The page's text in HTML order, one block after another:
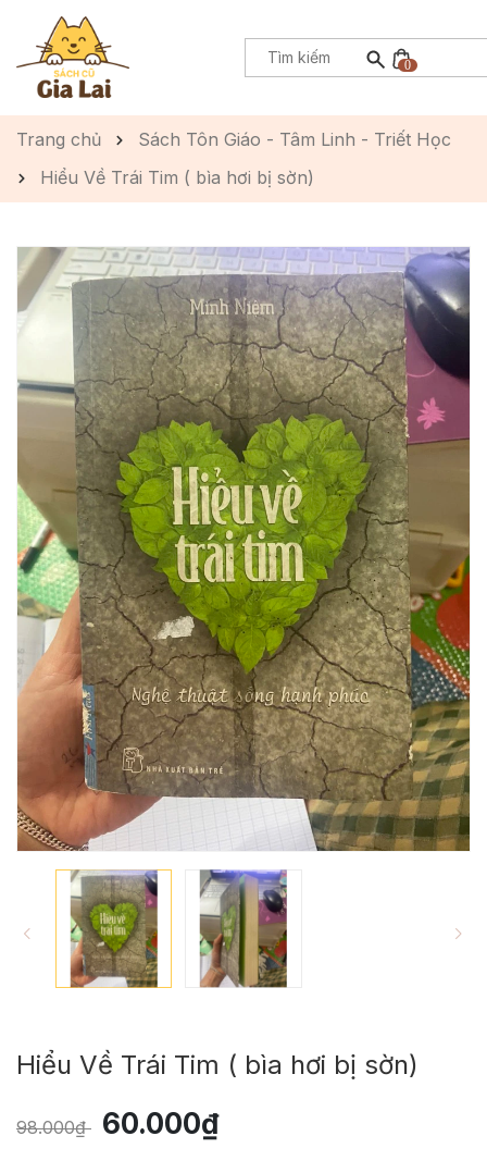
0
Trang chủ
Sách Tôn Giáo - Tâm Linh - Triết Học
Hiểu Về Trái Tim ( bìa hơi bị sờn)
Hiểu Về Trái Tim ( bìa hơi bị sờn)
98.000₫ 60.000₫